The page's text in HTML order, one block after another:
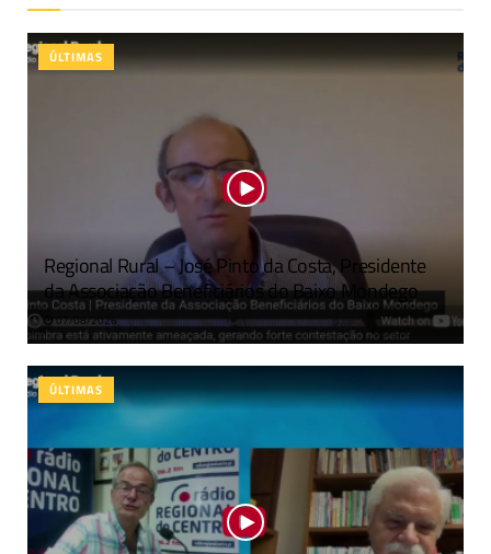
ÚLTIMAS
Regional Rural – José Pinto da Costa, Presidente
da Associação Beneficiários do Baixo Mondego
07/08/2026
ÚLTIMAS